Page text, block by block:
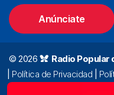
Anúnciate
© 2026 Radio Popular
Política de Privacidad